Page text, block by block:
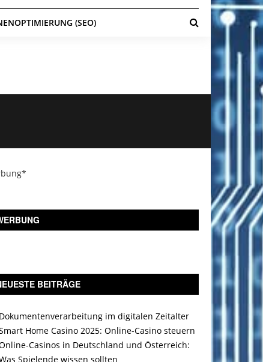
(SEO)
BEITRÄGE
Dokumentenverarbeitung im digitalen Zeitalter
Home Casino 2025: Online-Casino steuern
Casinos in Deutschland und Österreich:
Spielende wissen sollten